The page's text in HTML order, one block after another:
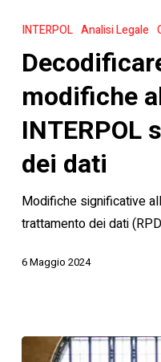
le
modifiche
alle
INTERPOL
sul
dei
dati
INTERPOL Analisi Legale
modifiche
INTERPOL
dei dati
Modifiche significative
trattamento dei dati
6 Maggio 2024